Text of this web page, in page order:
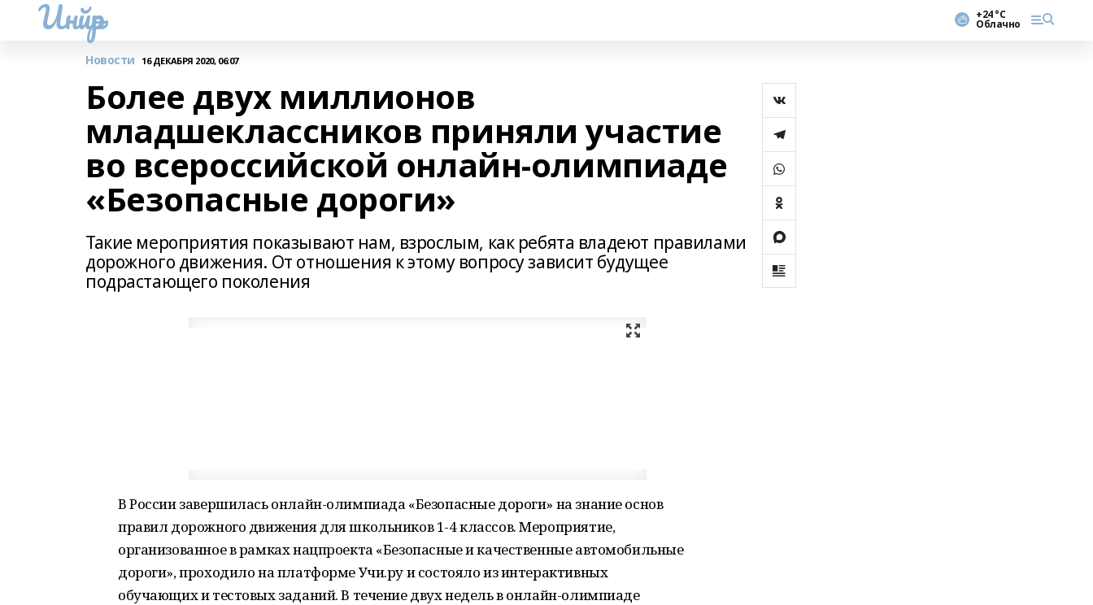
Инйәр +24 °С
Облачно
Новости 16 ДЕКАБРЯ 2020, 06:07
Более двух миллионов
младшеклассников приняли участие
во всероссийской онлайн-олимпиаде
«Безопасные дороги»
Такие мероприятия показывают нам, взрослым, как ребята владеют правилами
дорожного движения. От отношения к этому вопросу зависит будущее
подрастающего поколения
В России завершилась онлайн-олимпиада «Безопасные дороги» на знание основ
правил дорожного движения для школьников 1-4 классов. Мероприятие,
организованное в рамках нацпроекта «Безопасные и качественные автомобильные
дороги», проходило на платформе Учи.ру и состояло из интерактивных
обучающих и тестовых заданий. В течение двух недель в онлайн-олимпиаде